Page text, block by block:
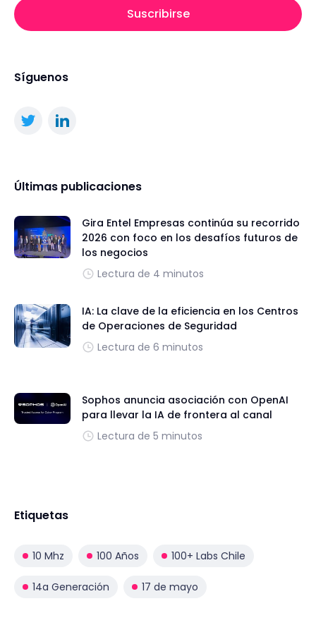
Suscribirse
Síguenos
Últimas publicaciones
Gira Entel Empresas continúa su recorrido
2026 con foco en los desafíos futuros de
los negocios
Lectura de 4 minutos
IA: La clave de la eficiencia en los Centros
de Operaciones de Seguridad
Lectura de 6 minutos
Sophos anuncia asociación con OpenAI
para llevar la IA de frontera al canal
Lectura de 5 minutos
Etiquetas
10 Mhz 100 Años 100+ Labs Chile
14a Generación 17 de mayo